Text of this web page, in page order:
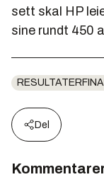
sett skal HP
sine rundt 450
Del